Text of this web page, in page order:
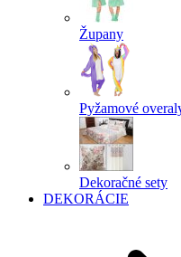
Župany
Pyžamové
Dekoračné sety
DEKORÁCIE